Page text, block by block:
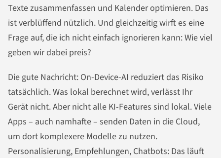
Texte zusammenfassen und Kalender optimieren. Das
ist verblüffend nützlich. Und gleichzeitig wirft es eine
Frage auf, die ich nicht einfach ignorieren kann: Wie viel
geben wir dabei preis?
Die gute Nachricht: On-Device-AI reduziert das Risiko
tatsächlich. Was lokal berechnet wird, verlässt Ihr
Gerät nicht. Aber nicht alle KI-Features sind lokal. Viele
Apps – auch namhafte – senden Daten in die Cloud,
um dort komplexere Modelle zu nutzen.
Personalisierung, Empfehlungen, Chatbots: Das läuft